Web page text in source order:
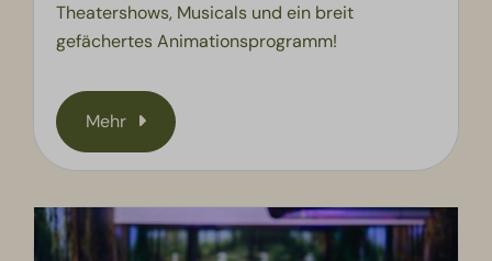
Theatershows, Musicals und ein breit
gefächertes Animationsprogramm!
Mehr